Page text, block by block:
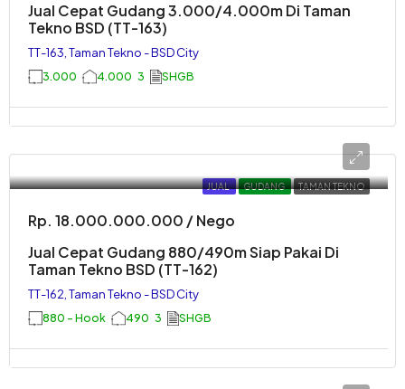
Jual Cepat Gudang 3.000/4.000m Di Taman
Tekno BSD (TT-163)
TT-163, Taman Tekno - BSD City
3.000 4.000 3 SHGB
JUAL GUDANG TAMAN TEKNO
Rp. 18.000.000.000 / Nego
Jual Cepat Gudang 880/490m Siap Pakai Di
Taman Tekno BSD (TT-162)
TT-162, Taman Tekno - BSD City
880 - Hook 490 3 SHGB